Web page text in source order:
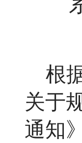
根
关于
通知